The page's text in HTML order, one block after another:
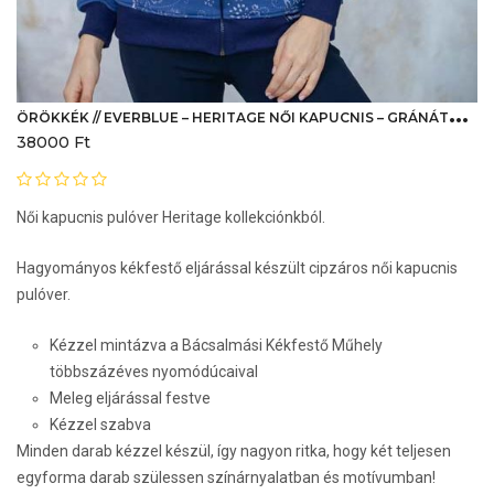
Ö
RÖKKÉK // EVERBLUE – HERITAGE NŐI KAPUCNIS – GRÁNÁTALMÁS
38000 Ft
Női kapucnis pulóver Heritage kollekciónkból.
Hagyományos kékfestő eljárással készült cipzáros női kapucnis
pulóver.
Kézzel mintázva a Bácsalmási Kékfestő Műhely
többszázéves nyomódúcaival
Meleg eljárással festve
Kézzel szabva
Minden darab kézzel készül, így nagyon ritka, hogy két teljesen
egyforma darab szülessen színárnyalatban és motívumban!